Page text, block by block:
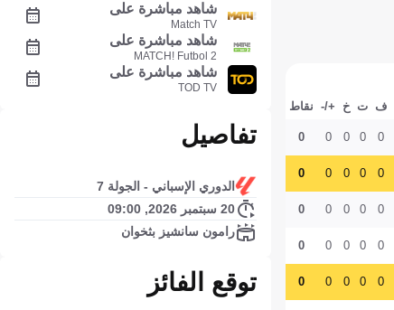
ف ت خ +/- نقاط
0
0
0
0
0
0
0
0
0
0
0
0
0
0
0
0
0
0
0
0
0
0
0
0
0
شاهد مباشرة على
Match TV
شاهد مباشرة على
MATCH! Futbol 2
شاهد مباشرة على
TOD TV
تفاصيل
الدوري الإسباني - الجولة 7
20 سبتمبر 2026, 09:00
رامون سانشيز بثخوان
توقع الفائز